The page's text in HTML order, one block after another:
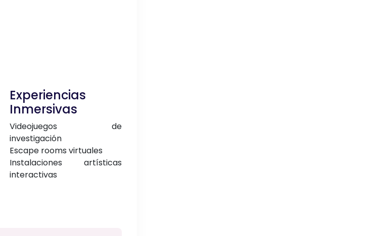
Experiencias
Inmersivas
Videojuegos de
investigación
Escape rooms virtuales
Instalaciones artísticas
interactivas